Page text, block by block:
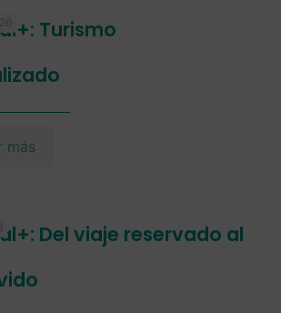
Turismo
más
Del viaje reservado al